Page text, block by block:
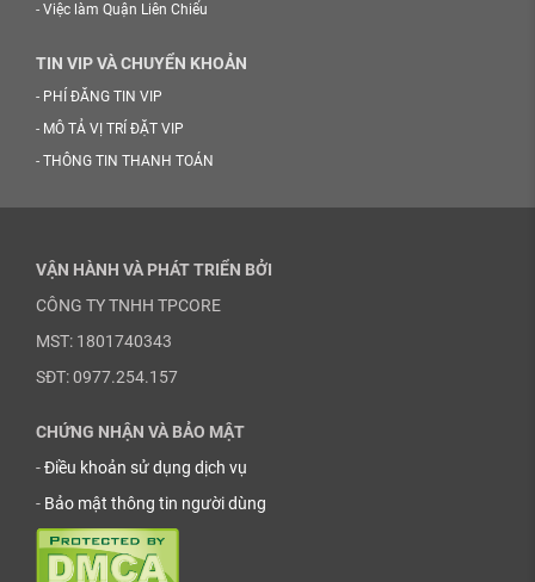
- Việc làm Quận Liên Chiểu
TIN VIP VÀ CHUYỂN KHOẢN
- PHÍ ĐĂNG TIN VIP
- MÔ TẢ VỊ TRÍ ĐẶT VIP
- THÔNG TIN THANH TOÁN
VẬN HÀNH VÀ PHÁT TRIỂN BỞI
CÔNG TY TNHH TPCORE
MST: 1801740343
SĐT: 0977.254.157
CHỨNG NHẬN VÀ BẢO MẬT
-Điều khoản sử dụng dịch vụ
- Bảo mật thông tin người dùng